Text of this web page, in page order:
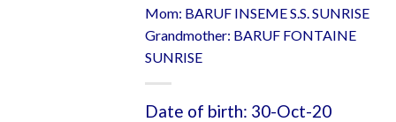
Mom: BARUF INSEME S.S. SUNRISE
Grandmother: BARUF FONTAINE
SUNRISE
Date of birth: 30-Oct-20